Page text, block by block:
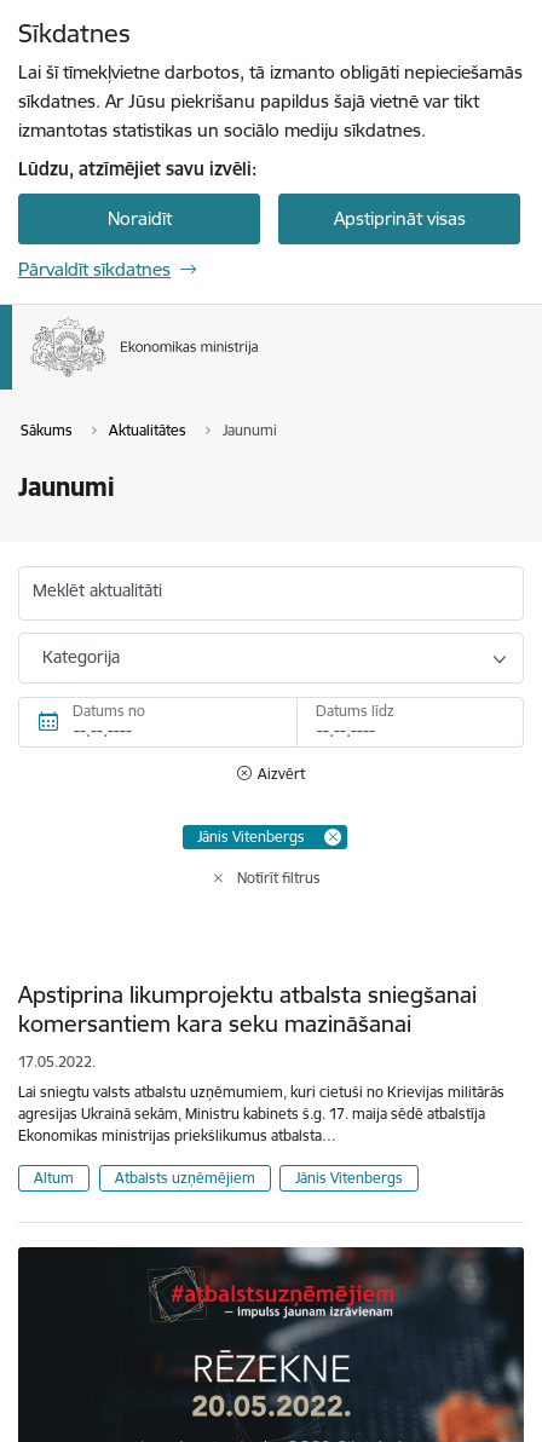
Sīkdatnes
Lai šī tīmekļvietne darbotos, tā izmanto obligāti nepieciešamās
sīkdatnes. Ar Jūsu piekrišanu papildus šajā vietnē var tikt
izmantotas statistikas un sociālo mediju sīkdatnes.
Lūdzu, atzīmējiet savu izvēli:
Noraidīt Apstiprināt visas
Pārvaldīt sīkdatnes
Sākums Aktualitātes Jaunumi
Jaunumi
Meklēt aktualitāti
Kategorija
Datums no Datums līdz
Aizvērt
Jānis Vitenbergs
Notīrīt filtrus
Apstiprina likumprojektu atbalsta sniegšanai
komersantiem kara seku mazināšanai
17.05.2022.
Lai sniegtu valsts atbalstu uzņēmumiem, kuri cietuši no Krievijas militārās
agresijas Ukrainā sekām, Ministru kabinets š.g. 17. maija sēdē atbalstīja
Ekonomikas ministrijas priekšlikumus atbalsta…
Altum Atbalsts uzņēmējiem Jānis Vitenbergs